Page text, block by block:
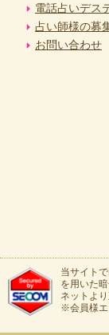
電話占いデス
占い師様の募
お問い合わせ
当サイト
を用いた
ネットよ
※会員様エ